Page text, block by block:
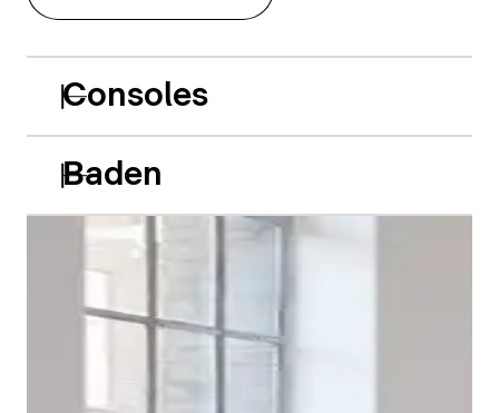
Consoles
Baden